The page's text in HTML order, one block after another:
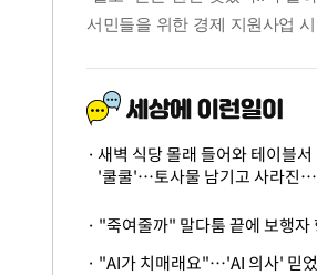
새벽 식당 몰래 들어와 테이블서
'쿨쿨'…토사물 남기고 사라진 남